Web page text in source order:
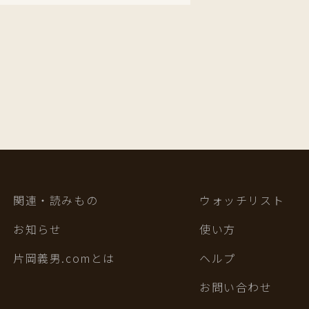
関連・読みもの
お知らせ
片岡義男.comとは
ウォッチリスト
使い方
ヘルプ
お問い合わせ